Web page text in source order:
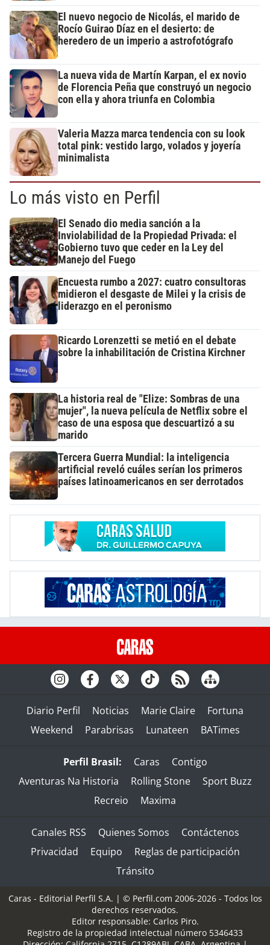
El nuevo negocio de Nicolás, el marido de
Rocío Guirao Díaz en el desierto: de
heredero de un imperio a astrofotógrafo
La nueva vida de Martín Karpan, el ex novio
de Florencia Peña que construyó un negocio
con ella y ahora triunfa en Colombia
Valeria Mazza marca tendencia con su look
total pink: vestido largo, volados y joyería
minimalista
Lo más visto en Perfil
El Senado dio media sanción a la
Inviolabilidad de la Propiedad Privada: el
Gobierno tuvo que ceder en la Ley del
Manejo del Fuego
Encuesta rumbo a 2027: cuatro consultoras
midieron el desgaste de Milei y la crisis de
liderazgo en el peronismo
Ricardo Lorenzetti se metió en el debate
sobre la inhabilitación de Cristina Kirchner
La historia real de "Elize: Sombras de una
mujer", la nueva película de Netflix sobre el
caso de una esposa que descuartizó a su
marido
Tercera Guerra Mundial: la inteligencia
artificial reveló cuáles serían los primeros
países latinoamericanos en ser derrotados
Diario Perfil Noticias Marie Claire
Fortuna
Weekend
Parabrisas Lunateen BATimes
Perfil Brasil: Caras
Contigo
Aventuras Na Historia
Rolling Stone
Sport Buzz
Recreio
Maxima
Canales RSS Quienes Somos
Contáctenos
Privacidad
Equipo
Reglas de participación
Tránsito
Caras - Editorial Perfil S.A. | © Perfil.com 2006-2026 - Todos los
derechos reservados.
Editor responsable: Carlos Piro.
Registro de la propiedad intelectual número 5346433